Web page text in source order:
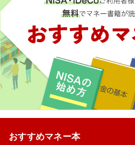
おすすめマネー本